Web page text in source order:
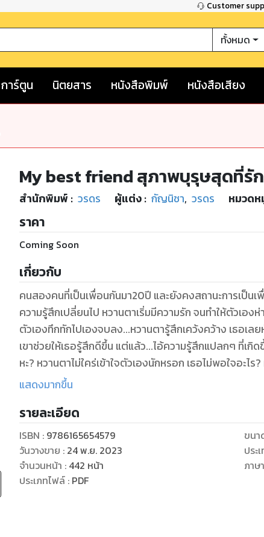
Customer
ทั้งหมด
การ์ตูน นิตยสาร หนังสือพิมพ์ หนังสือเสียง
My best friend สุภาพบุรุษสุดที่รัก
สำนักพิมพ์ : วรดร ผู้แต่ง : กัญนิชา, วรดร หมวดห
ราคา
Coming Soon
เกี่ยวกับ
คนสองคนที่เป็นเพื่อนกันมา20ปี และยังคงสถานะการเป็น
ความรู้สึกเปลี่ยนไป หวานตาเริ่มมีความรัก จนทำให้ตัวเอ
ตัวเองทึกทักไปเองจบลง...หวานตารู้สึกเคว้งคว้าง เธอเ
เขาช่วยให้เธอรู้สึกดีขึ้น แต่แล้ว...ไอ้ความรู้สึกแปลกๆ ที่เ
หะ? หวานตาไม่ใคร่เข้าใจตัวเองนักหรอก เธอไม่พอใจอะ
ไม่ใช่เพราะเธอแอนตี้ความรู้สึกแบบนั้นเพราะตัวเองไม่สมห
เป็นเพื่อนที่มีมายาวนานจะจบลง หากในอนาคต ไม่มีภูมิในชี
เหมือนกัน อาจจะเป็นเพราะความหวังดีของบิดา เรื่องแย่ๆ
มาในชีวิต เพื่อให้หวานตาสะดุดใจ ผู้หญิงคนใหม่ของเพื่อนส
สิงสถิตอยู่ ผู้หญิงคนนั้นเปลี่ยนความชอบของเธอ โดยที่เพื่
เสียเซลฟ์ เธอไม่ใช่คนสำคัญอันดับหนึ่งของภูมิอีกต่อไปแล้
แสดงมากขึ้น
รายละเอียด
ISBN : 9786165654579
วันวางขาย : 24 พ.ย. 2023
จำนวนหน้า : 442 หน้า
ประเภทไฟล์: PDF
ขน
ประ
ภาษา